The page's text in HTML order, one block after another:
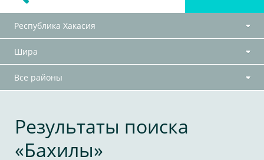
Республика Хакасия
Шира
Все районы
Результаты поиска
«Бахилы»